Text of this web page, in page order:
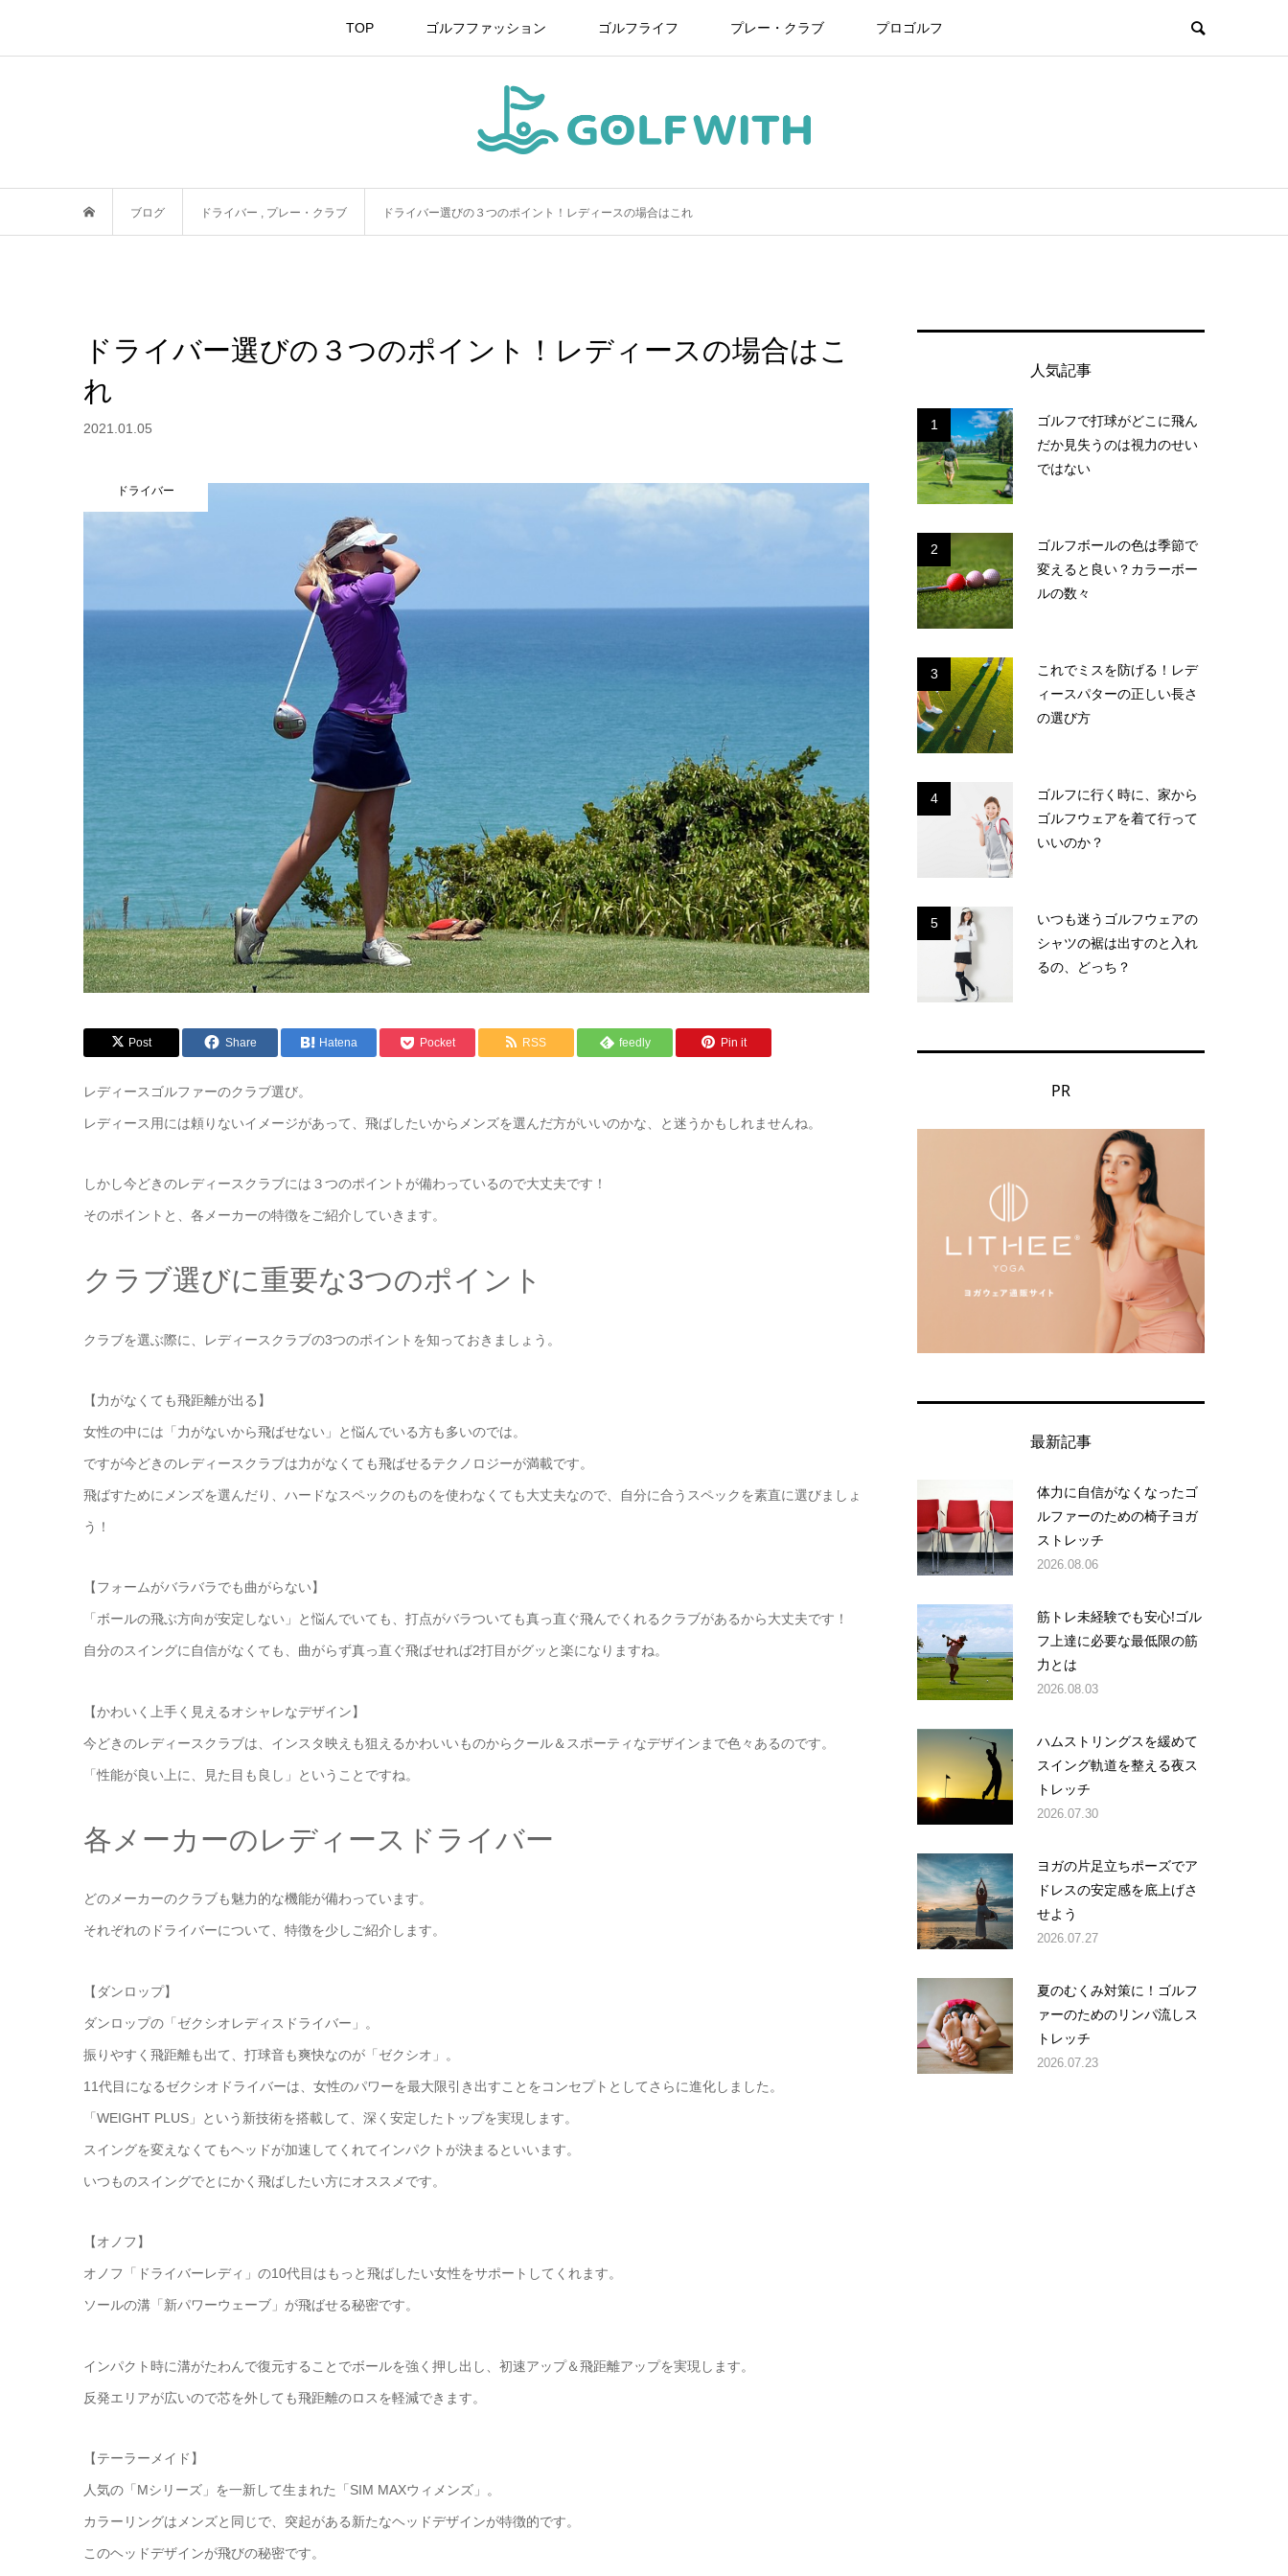
TOP ゴルフファッション ゴルフライフ プレー・クラブ プロゴルフ
ブログ ドライバー プレー・クラブ ドライバー選びの３つのポイント！レディースの場合はこれ
ドライバー選びの３つのポイント！レディースの場合はこ
れ
2021.01.05
ドライバー
Post Share Hatena Pocket RSS feedly Pin it
レディースゴルファーのクラブ選び。
レディース用には頼りないイメージがあって、飛ばしたいからメンズを選んだ方がいいのかな、と迷うかもしれませんね。
しかし今どきのレディースクラブには３つのポイントが備わっているので大丈夫です！
そのポイントと、各メーカーの特徴をご紹介していきます。
クラブ選びに重要な3つのポイント
クラブを選ぶ際に、レディースクラブの3つのポイントを知っておきましょう。
【力がなくても飛距離が出る】
女性の中には「力がないから飛ばせない」と悩んでいる方も多いのでは。
ですが今どきのレディースクラブは力がなくても飛ばせるテクノロジーが満載です。
飛ばすためにメンズを選んだり、ハードなスペックのものを使わなくても大丈夫なので、自分に合うスペックを素直に選びましょ
う！
【フォームがバラバラでも曲がらない】
「ボールの飛ぶ方向が安定しない」と悩んでいても、打点がバラついても真っ直ぐ飛んでくれるクラブがあるから大丈夫です！
自分のスイングに自信がなくても、曲がらず真っ直ぐ飛ばせれば2打目がグッと楽になりますね。
【かわいく上手く見えるオシャレなデザイン】
今どきのレディースクラブは、インスタ映えも狙えるかわいいものからクール＆スポーティなデザインまで色々あるのです。
「性能が良い上に、見た目も良し」ということですね。
各メーカーのレディースドライバー
どのメーカーのクラブも魅力的な機能が備わっています。
それぞれのドライバーについて、特徴を少しご紹介します。
【ダンロップ】
ダンロップの「ゼクシオレディスドライバー」。
振りやすく飛距離も出て、打球音も爽快なのが「ゼクシオ」。
11代目になるゼクシオドライバーは、女性のパワーを最大限引き出すことをコンセプトとしてさらに進化しました。
「WEIGHT PLUS」という新技術を搭載して、深く安定したトップを実現します。
スイングを変えなくてもヘッドが加速してくれてインパクトが決まるといいます。
いつものスイングでとにかく飛ばしたい方にオススメです。
【オノフ】
オノフ「ドライバーレディ」の10代目はもっと飛ばしたい女性をサポートしてくれます。
ソールの溝「新パワーウェーブ」が飛ばせる秘密です。
インパクト時に溝がたわんで復元することでボールを強く押し出し、初速アップ＆飛距離アップを実現します。
反発エリアが広いので芯を外しても飛距離のロスを軽減できます。
【テーラーメイド】
人気の「Mシリーズ」を一新して生まれた「SIM MAXウィメンズ」。
カラーリングはメンズと同じで、突起がある新たなヘッドデザインが特徴的です。
このヘッドデザインが飛びの秘密です。
人気記事
1
ゴルフで打球がどこに飛ん
だか見失うのは視力のせい
ではない
2
ゴルフボールの色は季節で
変えると良い？カラーボー
ルの数々
3
これでミスを防げる！レデ
ィースパターの正しい長さ
の選び方
4
ゴルフに行く時に、家から
ゴルフウェアを着て行って
いいのか？
5
いつも迷うゴルフウェアの
シャツの裾は出すのと入れ
るの、どっち？
PR
最新記事
体力に自信がなくなったゴ
ルファーのための椅子ヨガ
ストレッチ
2026.08.06
筋トレ未経験でも安心!ゴル
フ上達に必要な最低限の筋
力とは
2026.08.03
ハムストリングスを緩めて
スイング軌道を整える夜ス
トレッチ
2026.07.30
ヨガの片足立ちポーズでア
ドレスの安定感を底上げさ
せよう
2026.07.27
夏のむくみ対策に！ゴルフ
ァーのためのリンパ流しス
トレッチ
2026.07.23